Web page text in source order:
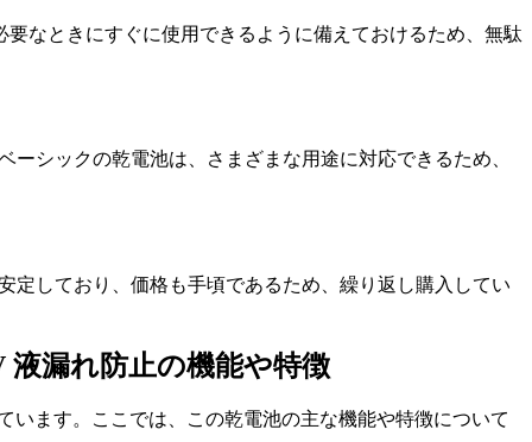
なときにすぐに使用できるように備えておけるため、無駄
シックの乾電池は、さまざまな用途に対応できるため、
定しており、価格も手頃であるため、繰り返し購入してい
液漏れ防止の機能や特徴
います。ここでは、この乾電池の主な機能や特徴について